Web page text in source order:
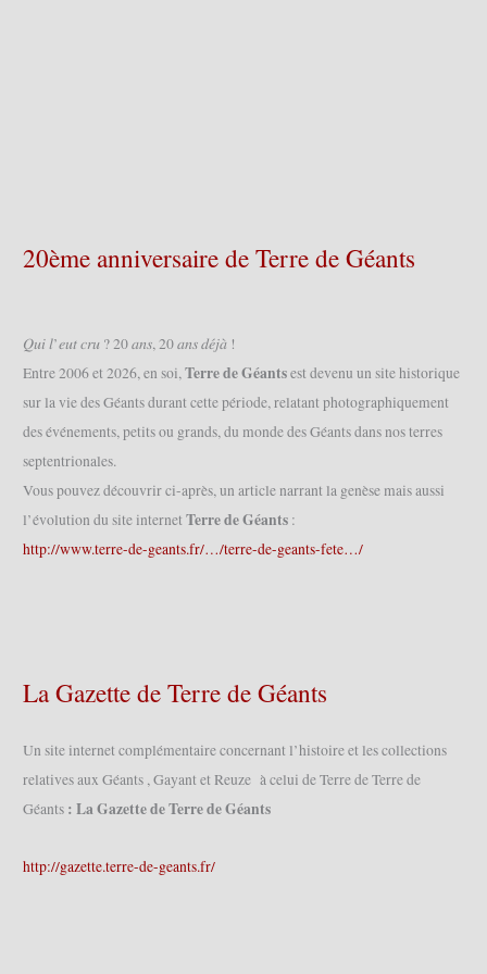
20ème anniversaire de Terre de Géants
𝑄𝑢𝑖 𝑙’𝑒𝑢𝑡 𝑐𝑟𝑢 ? 20 𝑎𝑛𝑠, 20 𝑎𝑛𝑠 𝑑𝑒́𝑗𝑎̀ !
Entre 2006 et 2026, en soi,Terre de Géantsest devenu un site historique
sur la vie des Géants durant cette période, relatant photographiquement
des événements, petits ou grands, du monde des Géants dans nos terres
septentrionales.
Vous pouvez découvrir ci-après, un article narrant la genèse mais aussi
l’évolution du site internet Terre de Géants :
http://www.terre-de-geants.fr/…/terre-de-geants-fete…/
La Gazette de Terre de Géants
Un site internet complémentaire concernant l’histoire et les collections
relatives aux Géants , Gayant et Reuze à celui de Terre de Terre de
Géants : La Gazette de Terre de Géants
http://gazette.terre-de-geants.fr/